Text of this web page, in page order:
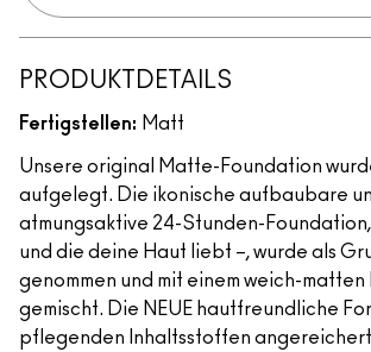
PRODUKTDETAILS
Fertigstellen: Matt
Unsere original Matte-Foundation
aufgelegt. Die ikonische aufbaubare
atmungsaktive 24-Stunden-Foundation,
und die deine Haut liebt –, wurde als
genommen und mit einem weich-matten
gemischt. Die NEUE hautfreundliche
pflegenden Inhaltsstoffen